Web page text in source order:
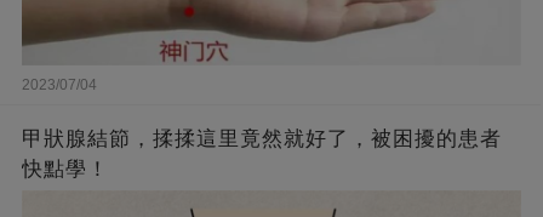
2023/07/04
甲狀腺結節，揉揉這里竟然就好了，被困擾的患者
快點學！